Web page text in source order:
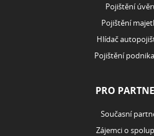
Pojištění
Pojištění
Hlídač
Pojištění
PRO
Současní
Zájemci o